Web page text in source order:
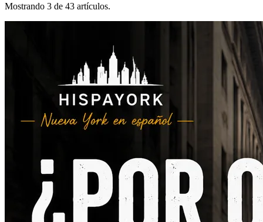
Mostrando 3 de 43 artículos.